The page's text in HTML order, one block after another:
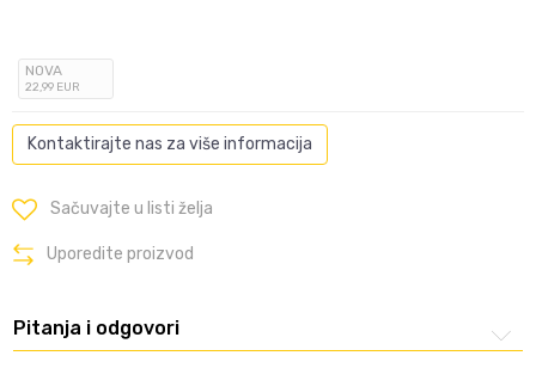
NOVA
22,99 EUR
Kontaktirajte nas za više informacija
Sačuvajte u listi želja
Uporedite proizvod
Pitanja i odgovori